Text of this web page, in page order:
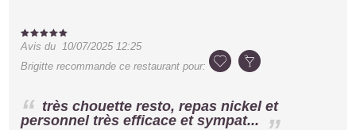
Avis du10/07/2025 12:25
Brigitte recommande ce restaurant pour:
très chouette resto, repas nickel et
personnel très efficace et sympat...